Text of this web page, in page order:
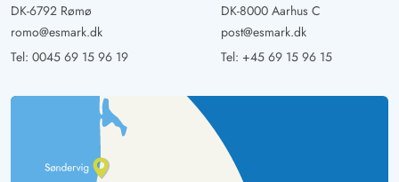
DK-6792 Rømø
romo@esmark.dk
Tel: 0045 69 15 96 19
DK-8000 Aarhus C
post@esmark.dk
Tel: +45 69 15 96 15